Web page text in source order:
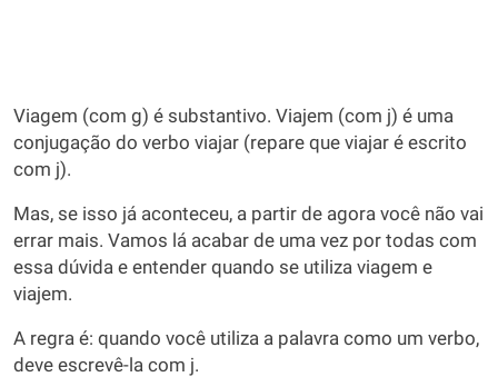
Viagem (com g) é substantivo. Viajem (com j) é uma
conjugação do verbo viajar (repare que viajar é escrito
com j).
Mas, se isso já aconteceu, a partir de agora você não vai
errar mais. Vamos lá acabar de uma vez por todas com
essa dúvida e entender quando se utiliza viagem e
viajem.
A regra é: quando você utiliza a palavra como um verbo,
deve escrevê-la com j.